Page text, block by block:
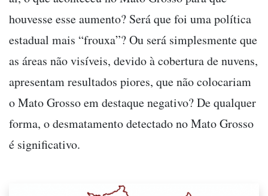
houvesse esse aumento? Será que foi uma política
estadual mais “frouxa”? Ou será simplesmente que
as áreas não visíveis, devido à cobertura de nuvens,
apresentam resultados piores, que não colocariam
o Mato Grosso em destaque negativo? De qualquer
forma, o desmatamento detectado no Mato Grosso
é significativo.